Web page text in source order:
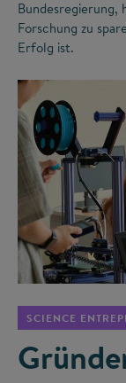
Forschung zu
Erfolg ist.
SCIENCE